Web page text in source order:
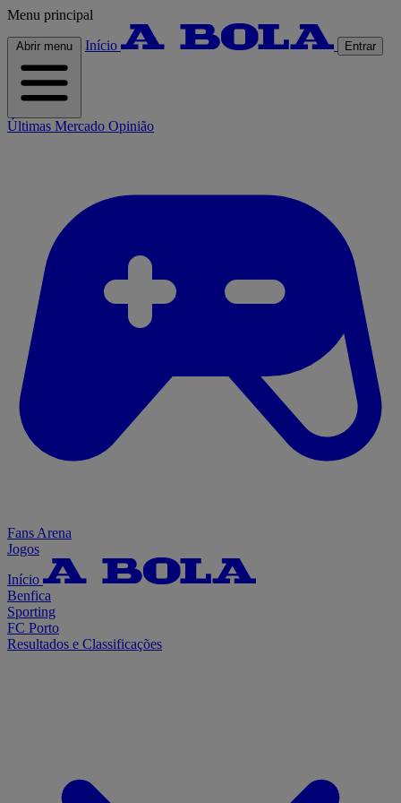
Menu principal
Abrir menu Início Entrar
Últimas Mercado Opinião
Fans Arena
Jogos
Início
Benfica
Sporting
FC Porto
Resultados e Classificações